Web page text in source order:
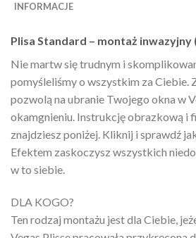
INFORMACJE
Plisa Standard – montaż
Nie martw się trudnym i
pomyśleliśmy o wszystkim za Ciebie.
pozwolą na ubranie Twojego okna w
okamgnieniu. Instrukcję obrazkową i
znajdziesz poniżej. Kliknij i sprawdź
Efektem zaskoczysz wszystkich
w to siebie.
DLA KOGO?
Ten rodzaj montażu jest dla Ciebie,